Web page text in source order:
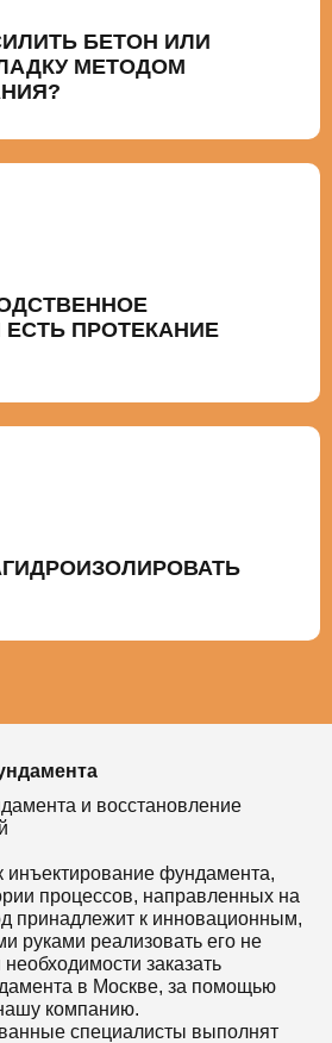
БЕТОН ИЛИ
МЕТОДОМ
ПРОТЕКАНИЕ
и восстановление
инъектирование фундамента,
процессов, направленных на
принадлежит к инновационным,
руками реализовать его не
заказать
в Москве, за помощью
компанию.
специалисты выполнят